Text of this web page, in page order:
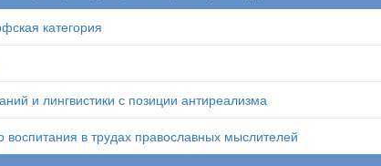
категория
и лингвистики с позиции антиреализма
воспитания в трудах православных мыслителей